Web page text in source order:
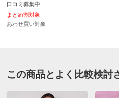
■内容量：106g×3個
■原材料：下記「原材料等の詳
うお願いします。
■アレルギー表示対象品目：
2026/06/26
口コミ募集中
まとめ割対象
あわせ買い対象
この商品とよく比較検討